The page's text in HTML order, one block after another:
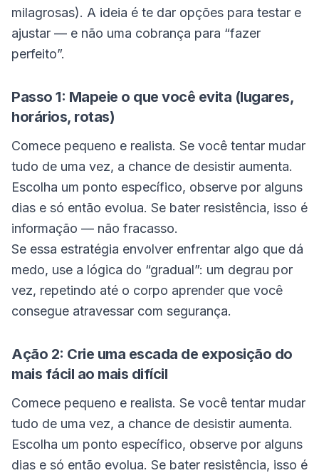
milagrosas). A ideia é te dar opções para testar e
ajustar — e não uma cobrança para “fazer
perfeito”.
Passo 1: Mapeie o que você evita (lugares,
horários, rotas)
Comece pequeno e realista. Se você tentar mudar
tudo de uma vez, a chance de desistir aumenta.
Escolha um ponto específico, observe por alguns
dias e só então evolua. Se bater resistência, isso é
informação — não fracasso.
Se essa estratégia envolver enfrentar algo que dá
medo, use a lógica do “gradual”: um degrau por
vez, repetindo até o corpo aprender que você
consegue atravessar com segurança.
Ação 2: Crie uma escada de exposição do
mais fácil ao mais difícil
Comece pequeno e realista. Se você tentar mudar
tudo de uma vez, a chance de desistir aumenta.
Escolha um ponto específico, observe por alguns
dias e só então evolua. Se bater resistência, isso é